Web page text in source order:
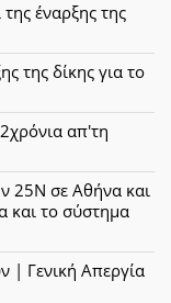
έναρξης της
της δίκης για το
απ'τη
25Ν σε Αθήνα και
και το σύστημα
| Γενική Απεργία